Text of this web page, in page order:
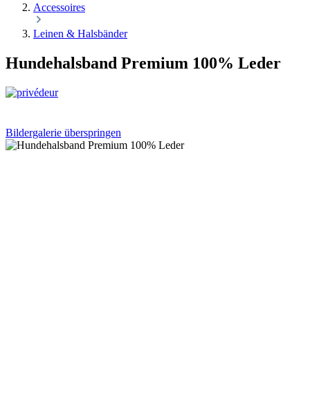
Accessoires
Leinen & Halsbänder
Hundehalsband Premium 100% Leder
Bildergalerie überspringen